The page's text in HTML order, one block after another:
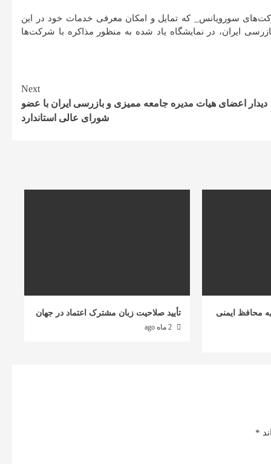
سورویانس_ که تمایل و امکان معرفی خدمات خود در این
ایران، در نمایشگاه یاد شده به منظور مذاکره با شرکت‌ها
Next
دیدار اعضای هیات مدیره جامعه ممیزی و بازرسی ایران با عضو
شورای عالی استاندارد
محافظ ایمنی
تأیید صلاحیت زبان مشترک اعتماد در جهان
*